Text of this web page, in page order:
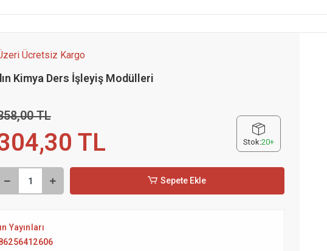
Ücretsiz Kargo
Kimya Ders İşleyiş Modülleri
TL
TL Stok:20+
Sepete Ekle
Yayınları